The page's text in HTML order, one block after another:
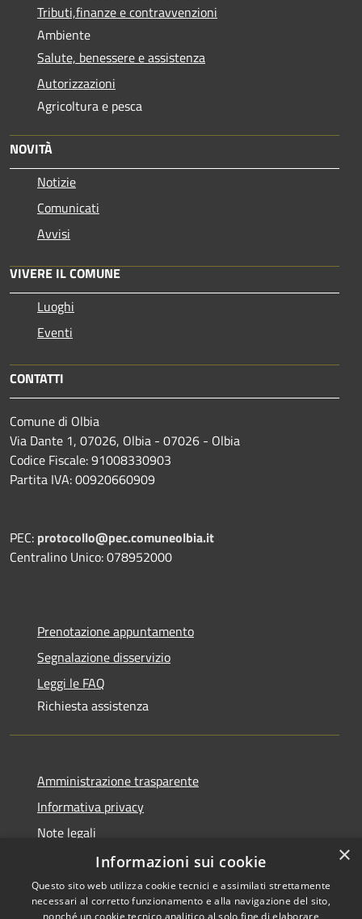
Tributi,finanze e contravvenzioni
Ambiente
Salute, benessere e assistenza
Autorizzazioni
Agricoltura e pesca
NOVITÀ
Notizie
Comunicati
Avvisi
VIVERE IL COMUNE
Luoghi
Eventi
CONTATTI
Comune di Olbia
Via Dante 1, 07026, Olbia - 07026 - Olbia
Codice Fiscale: 91008330903
Partita IVA: 00920660909
PEC: protocollo@pec.comuneolbia.it
Centralino Unico: 078952000
Prenotazione appuntamento
Segnalazione disservizio
Leggi le FAQ
Richiesta assistenza
Amministrazione trasparente
Informativa privacy
Note legali
Dichiarazione di accessibilità
×
Informazioni sui cookie
Questo sito web utilizza cookie tecnici e assimilati strettamente
necessari al corretto funzionamento e alla navigazione del sito,
nonché un cookie tecnico analitico al solo fine di elaborare